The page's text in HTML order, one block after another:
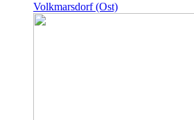
Volkmarsdorf (Ost)